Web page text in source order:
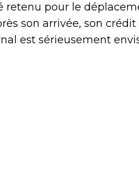
retenu pour le
son arrivée, son
est sérieusement